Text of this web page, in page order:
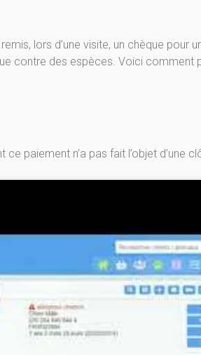
lors d’une visite, un chèque
contre des espèces. Voici comment
ce paiement n’a pas fait l’objet d’une